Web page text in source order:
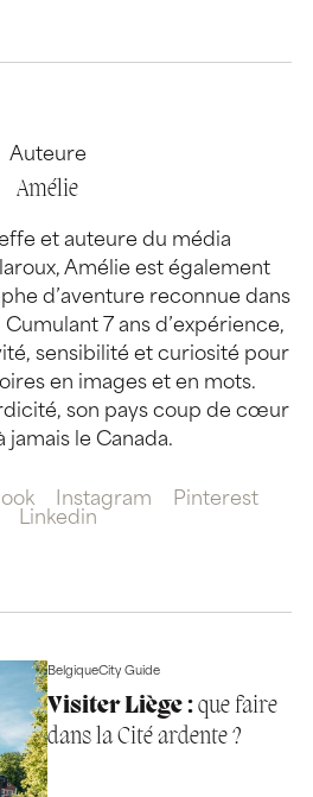
Auteure
Amélie
et auteure du média
Amélie est également
d’aventure reconnue dans
Cumulant 7 ans d’expérience,
sensibilité et curiosité pour
en images et en mots.
son pays coup de cœur
jamais le Canada.
Instagram
Pinterest
Linkedin
BelgiqueCity Guide
Visiter Liège :que faire
dans la Cité ardente ?